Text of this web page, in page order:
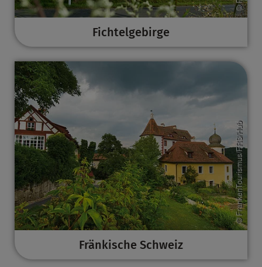
Fichtelgebirge
Fränkische Schweiz